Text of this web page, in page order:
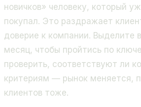
новичков» человеку, который
покупал. Это раздражает
доверие к компании. Выделите
месяц, чтобы пройтись по
проверить, соответствуют ли
критериям — рынок меняется,
клиентов тоже.